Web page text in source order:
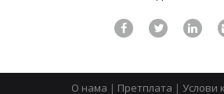
О нама | Претплата | Услови